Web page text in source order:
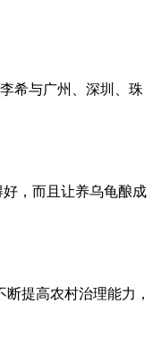
希与广州、深圳、珠
，而且让养乌龟酿成
提高农村治理能力，